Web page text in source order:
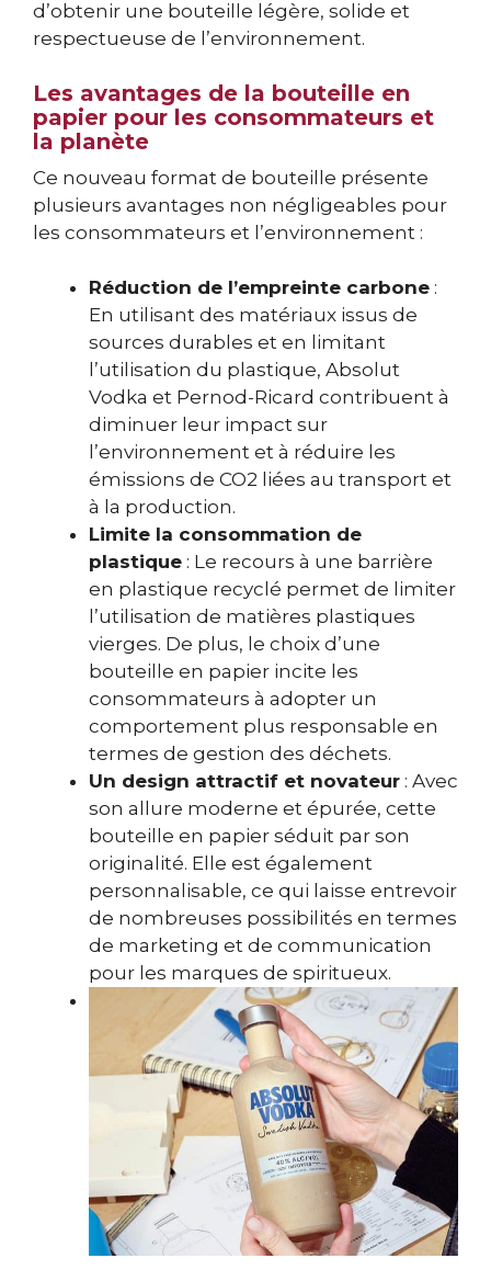
d’obtenir une bouteille légère, solide et
respectueuse de l’environnement.
Les avantages de la bouteille en
papier pour les consommateurs et
la planète
Ce nouveau format de bouteille présente
plusieurs avantages non négligeables pour
les consommateurs et l’environnement :
Réduction de l’empreinte carbone :
En utilisant des matériaux issus de
sources durables et en limitant
l’utilisation du plastique, Absolut
Vodka et Pernod-Ricard contribuent à
diminuer leur impact sur
l’environnement et à réduire les
émissions de CO2 liées au transport et
à la production.
Limite la consommation de
plastique : Le recours à une barrière
en plastique recyclé permet de limiter
l’utilisation de matières plastiques
vierges. De plus, le choix d’une
bouteille en papier incite les
consommateurs à adopter un
comportement plus responsable en
termes de gestion des déchets.
Un design attractif et novateur : Avec
son allure moderne et épurée, cette
bouteille en papier séduit par son
originalité. Elle est également
personnalisable, ce qui laisse entrevoir
de nombreuses possibilités en termes
de marketing et de communication
pour les marques de spiritueux.